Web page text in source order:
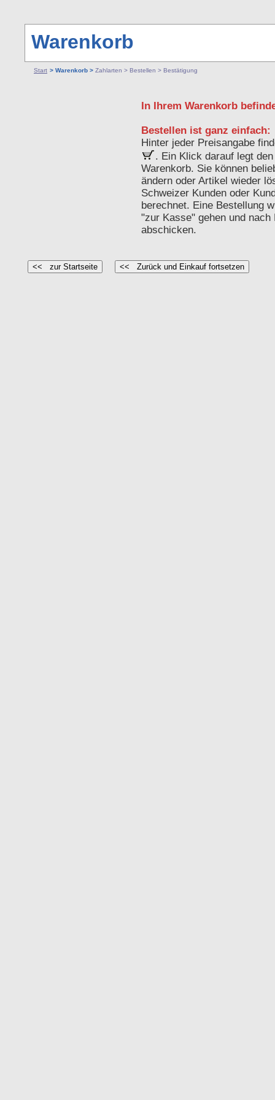
Warenkorb
Start > Warenkorb > Zahlarten > Bestellen > Bestätigung
In Ihrem Warenkorb
Bestellen ist ganz einfach:
Hinter jeder Preisangabe
. Ein Klick darauf legt
Warenkorb. Sie können
ändern oder Artikel wieder
Schweizer Kunden oder
berechnet. Eine Bestellung
"zur Kasse" gehen und
abschicken.